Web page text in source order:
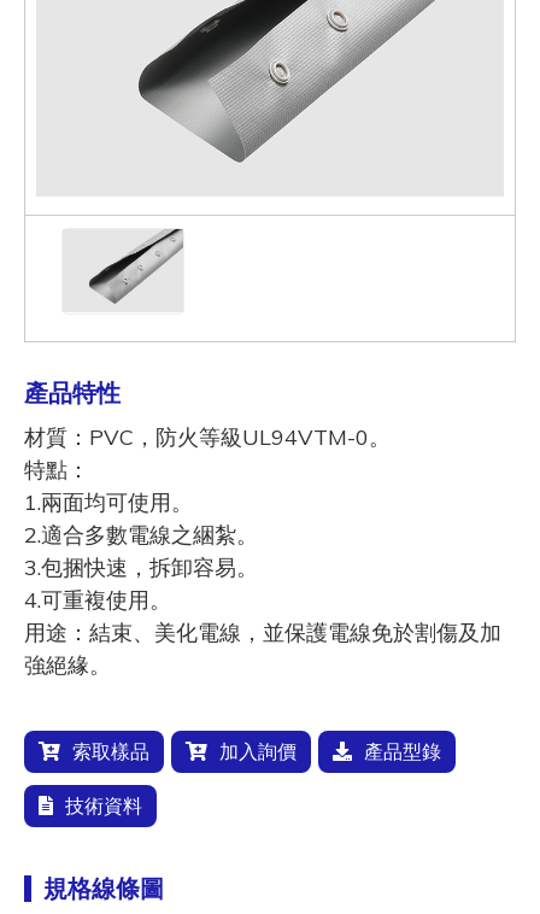
產品特性
材質：PVC，防火等級UL94VTM-0。
特點：
1.兩面均可使用。
2.適合多數電線之綑紮。
3.包捆快速，拆卸容易。
4.可重複使用。
用途：結束、美化電線，並保護電線免於割傷及加
強絕緣。
索取樣品 加入詢價 產品型錄
技術資料
規格線條圖